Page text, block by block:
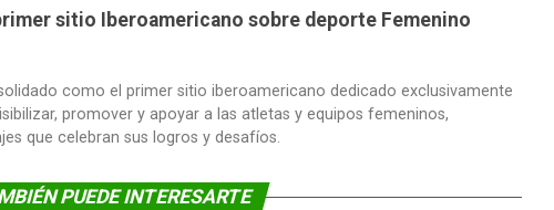
sitio Iberoamericano sobre deporte Femenino
como el primer sitio iberoamericano dedicado exclusivamente
promover y apoyar a las atletas y equipos femeninos,
que celebran sus logros y desafíos.
PUEDE INTERESARTE